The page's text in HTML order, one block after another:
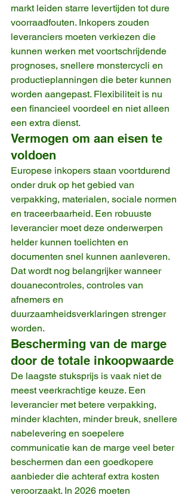
markt leiden starre levertijden tot dure
voorraadfouten. Inkopers zouden
leveranciers moeten verkiezen die
kunnen werken met voortschrijdende
prognoses, snellere monstercycli en
productieplanningen die beter kunnen
worden aangepast. Flexibiliteit is nu
een financieel voordeel en niet alleen
een extra dienst.
Vermogen om aan eisen te
voldoen
Europese inkopers staan voortdurend
onder druk op het gebied van
verpakking, materialen, sociale normen
en traceerbaarheid. Een robuuste
leverancier moet deze onderwerpen
helder kunnen toelichten en
documenten snel kunnen aanleveren.
Dat wordt nog belangrijker wanneer
douanecontroles, controles van
afnemers en
duurzaamheidsverklaringen strenger
worden.
Bescherming van de marge
door de totale inkoopwaarde
De laagste stuksprijs is vaak niet de
meest veerkrachtige keuze. Een
leverancier met betere verpakking,
minder klachten, minder breuk, snellere
nabelevering en soepelere
communicatie kan de marge veel beter
beschermen dan een goedkopere
aanbieder die achteraf extra kosten
veroorzaakt. In 2026 moeten